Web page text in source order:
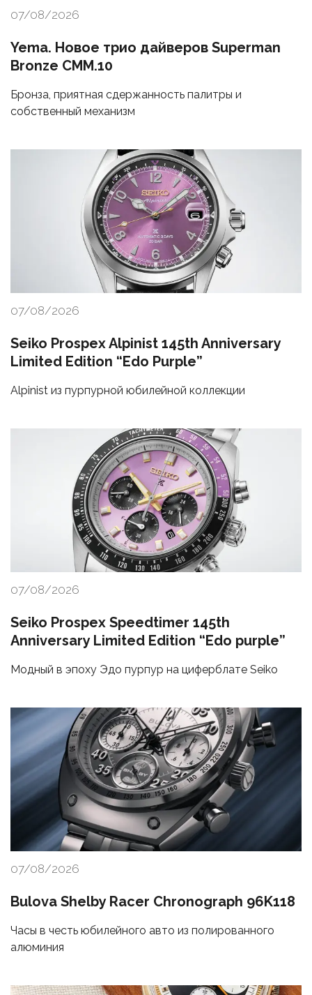
07/08/2026
Yema. Новое трио дайверов Superman
Bronze CMM.10
Бронза, приятная сдержанность палитры и
собственный механизм
07/08/2026
Seiko Prospex Alpinist 145th Anniversary
Limited Edition “Edo Purple”
Alpinist из пурпурной юбилейной коллекции
07/08/2026
Seiko Prospex Speedtimer 145th
Anniversary Limited Edition “Edo purple”
Модный в эпоху Эдо пурпур на циферблате Seiko
07/08/2026
Bulova Shelby Racer Chronograph 96K118
Часы в честь юбилейного авто из полированного
алюминия